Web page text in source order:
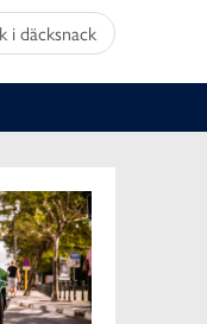
i däcksnack